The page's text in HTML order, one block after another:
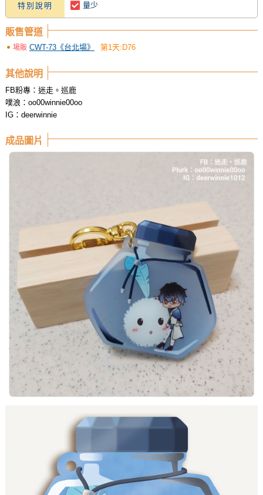
特別說明 量少
販售管道
場販 CWT-73《台北場》 第1天:D76
其他說明
FB粉專：迷走。巡鹿
噗浪：oo00winnie00oo
IG：deerwinnie
成品圖片